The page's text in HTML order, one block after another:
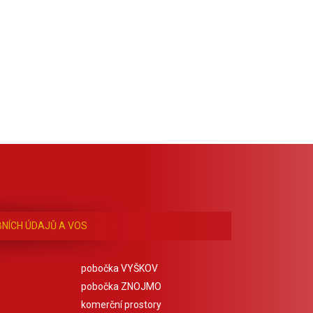
ÚDAJŮ A VOS
pobočka VYŠKOV
pobočka ZNOJMO
komerční prostory